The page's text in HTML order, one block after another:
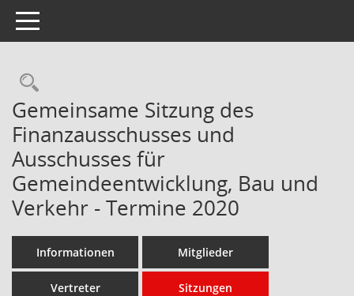
Toggle navigation
Rechercheauswahl
Gemeinsame Sitzung des
Finanzausschusses und
Ausschusses für
Gemeindeentwicklung, Bau und
Verkehr - Termine 2020
Informationen Mitglieder
Vertreter Sitzungen